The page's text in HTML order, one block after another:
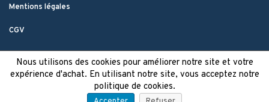
Mentions légales
CGV
Nous utilisons des cookies pour améliorer notre site et votre
expérience d'achat. En utilisant notre site, vous acceptez notre
politique de cookies.